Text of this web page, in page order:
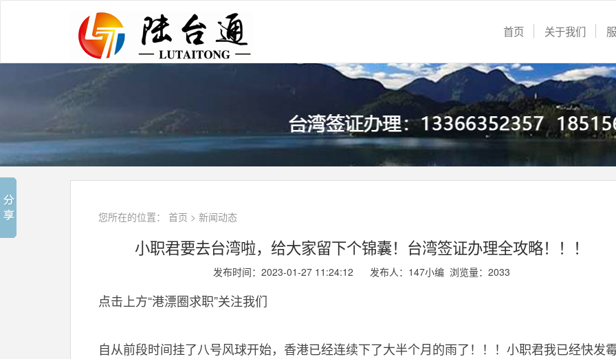
首页 关于我们
您所在的位置： 首页 > 新闻动态
小职君要去台湾啦，给大家留下个锦囊！台湾签证办理全攻略！！！
发布时间：2023-01-27 11:24:12 发布人：147小编 浏览量： 2033
点击上方“港漂圈求职”关注我们
自从前段时间挂了八号风球开始，香港已经连续下了大半个月的雨了！！！小职君我已经快发